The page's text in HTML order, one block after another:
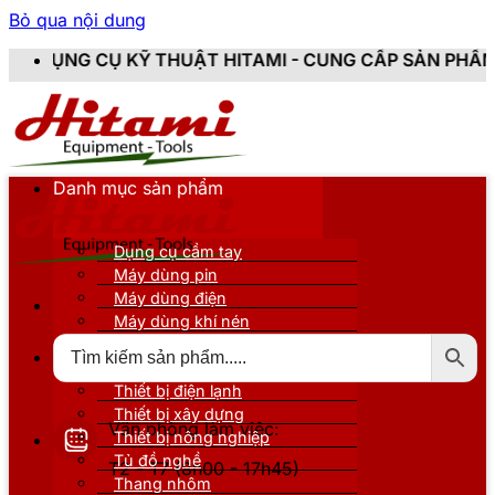
Bỏ qua nội dung
HITAMI - CUNG CẤP SẢN PHẨM CHÍNH HÃNG,
Văn phòng làm việc:
T2 - T7 (8h00 - 17h45)
Danh mục sản phẩm
Dụng cụ cầm tay
Máy dùng pin
Máy dùng điện
Máy dùng khí nén
Thiết bị nâng đỡ
Thiết bị điện lạnh
Thiết bị xây dựng
Thiết bị nông nghiệp
Tủ đồ nghề
Thang nhôm